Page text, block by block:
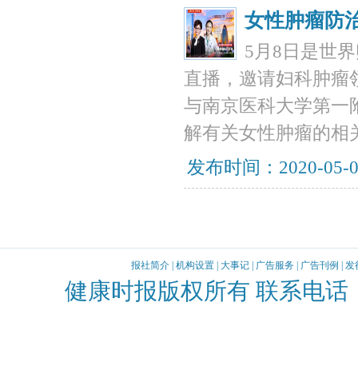
女性肿瘤防
5月8日是世
直播，邀请妇科肿瘤
与南京医科大学第一
解有关女性肿瘤的相
发布时间：2020-
报社简介 机构设置 大事记 广告服务 广告刊例 发
健康时报版权所有 联系电话